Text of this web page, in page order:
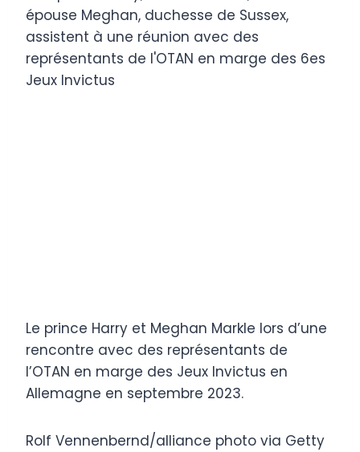
Le prince Harry et Meghan Markle lors d’une
rencontre avec des représentants de
l’OTAN en marge des Jeux Invictus en
Allemagne en septembre 2023.
Rolf Vennenbernd/alliance photo via Getty